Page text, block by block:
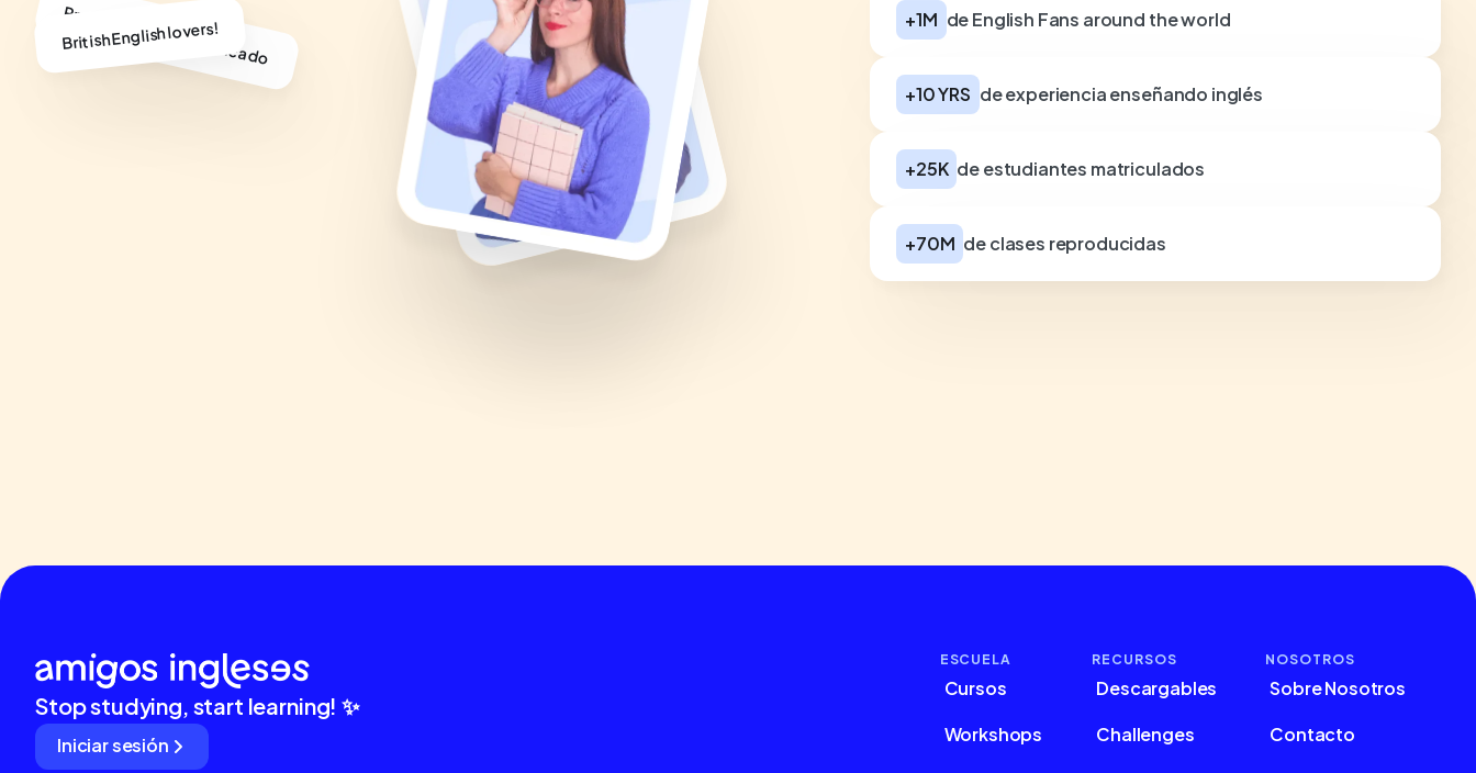
Profesor nativo cualificado
British English lovers! +1M de English Fans around the world
+10 YRS de experiencia enseñando inglés
+25K de estudiantes matriculados
+70M de clases reproducidas
Stop studying, start learning! ✨
Iniciar sesión
ESCUELA
Cursos
Workshops
RECURSOS
Descargables
Challenges
NOSOTROS
Sobre Nosotros
Contacto